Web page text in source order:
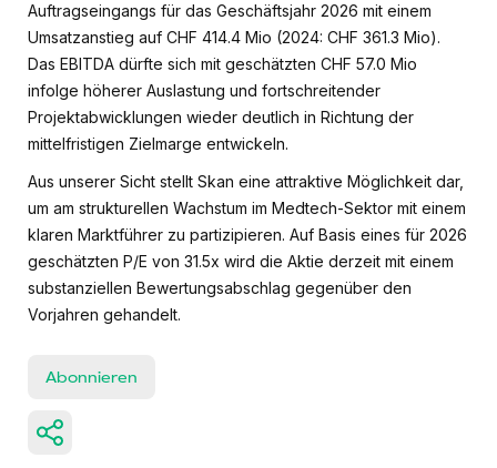
Auftragseingangs für das Geschäftsjahr 2026 mit einem
Umsatzanstieg auf CHF 414.4 Mio (2024: CHF 361.3 Mio).
Das EBITDA dürfte sich mit geschätzten CHF 57.0 Mio
infolge höherer Auslastung und fortschreitender
Projektabwicklungen wieder deutlich in Richtung der
mittelfristigen Zielmarge entwickeln.
Aus unserer Sicht stellt Skan eine attraktive Möglichkeit dar,
um am strukturellen Wachstum im Medtech-Sektor mit einem
klaren Marktführer zu partizipieren. Auf Basis eines für 2026
geschätzten P/E von 31.5x wird die Aktie derzeit mit einem
substanziellen Bewertungsabschlag gegenüber den
Vorjahren gehandelt.
Abonnieren